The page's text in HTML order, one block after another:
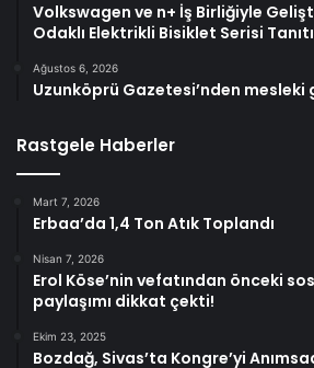
Volkswagen ve n+ İş Birliğiyle
Odaklı Elektrikli Bisiklet Serisi
Ağustos 6, 2026
Uzunköprü Gazetesi’nden mesleki
Rastgele Haberler
Mart 7, 2026
Erbaa’da 1,4 Ton Atık Toplandı
Nisan 7, 2026
Erol Köse’nin vefatından önceki
paylaşımı dikkat çekti!
Ekim 23, 2025
Bozdağ, Sivas’ta Kongre’yi